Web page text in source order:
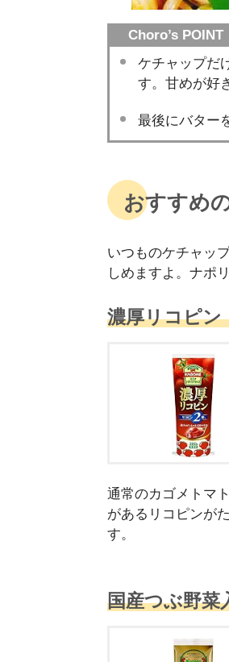
Choro’s POINT
ケチャップだ
す。甘めが好
最後にバター
おすすめ
いつものケチャッ
しめますよ。ナポ
濃厚リコピン
通常のカゴメトマ
があるリコピンが
す。
国産つぶ野菜